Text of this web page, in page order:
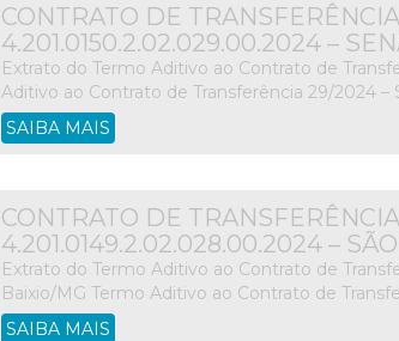
CONTRATO DE
4.201.0150.2.02.029.00.2024 –
Extrato do Termo Aditivo ao Contrato de
Aditivo ao Contrato de Transferência 29/2024 –
SAIBA MAIS
CONTRATO DE
4.201.0149.2.02.028.00.2024 –
Extrato do Termo Aditivo ao Contrato de
Baixio/MG Termo Aditivo ao Contrato de
SAIBA MAIS